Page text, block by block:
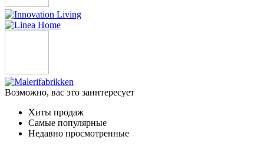
Возможно, вас это заинтересует
Хиты продаж
Самые популярные
Недавно просмотренные